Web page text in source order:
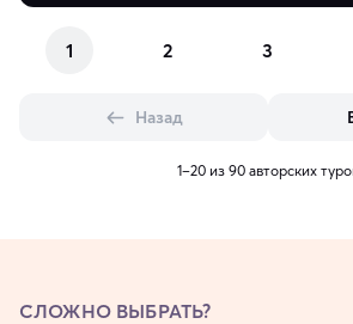
1 2 3
Назад
1–20 из 90 авторских
СЛОЖНО ВЫБРАТЬ?